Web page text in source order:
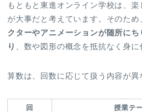
もともと東進オンライン学校は、楽
が大事だと考えています。そのため
クターやアニメーションが随所に
り
、数や図形の概念を抵抗なく身に
算数は、回数に応じて扱う内容が異
回 授業テ